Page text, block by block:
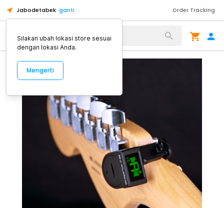
Jabodetabek ganti Order Tracking
Alat Kopi
Silakan ubah lokasi store sesuai
dengan lokasi Anda.
Mengerti